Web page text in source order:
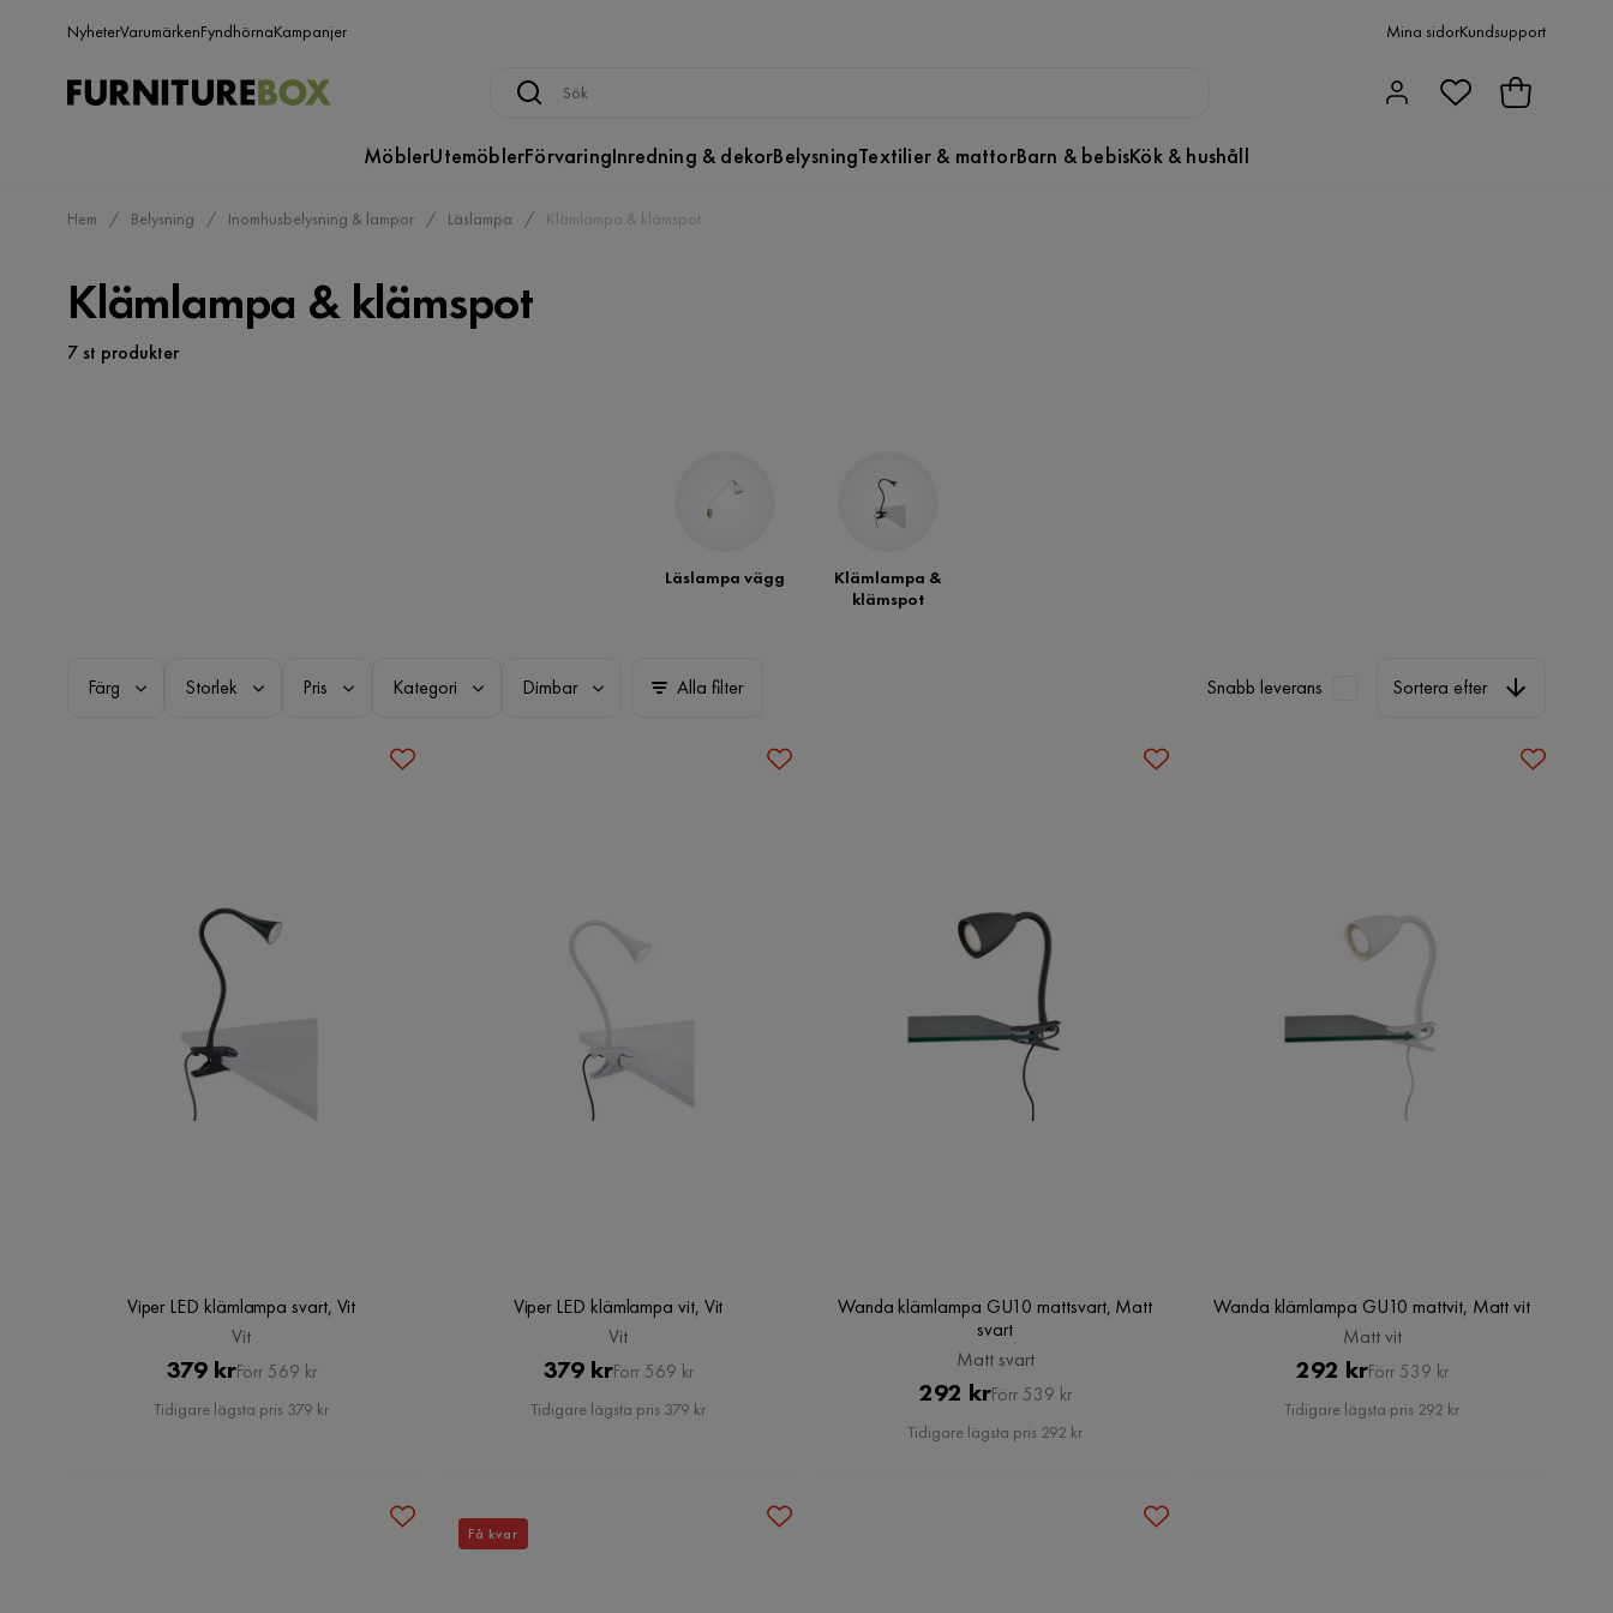
NyheterVarumärkenFyndhörnaKampanjer Mina sidorKundsupport
MöblerUtemöblerFörvaringInredning & dekorBelysningTextilier & mattorBarn & bebisKök & hushåll
Hem Belysning Inomhusbelysning & lampor Läslampa Klämlampa & klämspot
Klämlampa & klämspot
7 st produkter
Läslampa vägg
Klämlampa &
klämspot
Färg Storlek Pris Kategori Dimbar Alla filter Snabb leverans Sortera efter
Viper LED klämlampa svart, Vit
Vit
Pris
379 krOriginal
Pris
Förr 569 kr
Tidigare lägsta pris 379 kr
Viper LED klämlampa vit, Vit
Vit
Pris
379 krOriginal
Pris
Förr 569 kr
Tidigare lägsta pris 379 kr
Wanda klämlampa GU10 mattsvart, Matt
svart
Matt svart
Pris
292 krOriginal
Pris
Förr 539 kr
Tidigare lägsta pris 292 kr
Wanda klämlampa GU10 mattvit, Matt vit
Matt vit
Pris
292 krOriginal
Pris
Förr 539 kr
Tidigare lägsta pris 292 kr
Få kvar